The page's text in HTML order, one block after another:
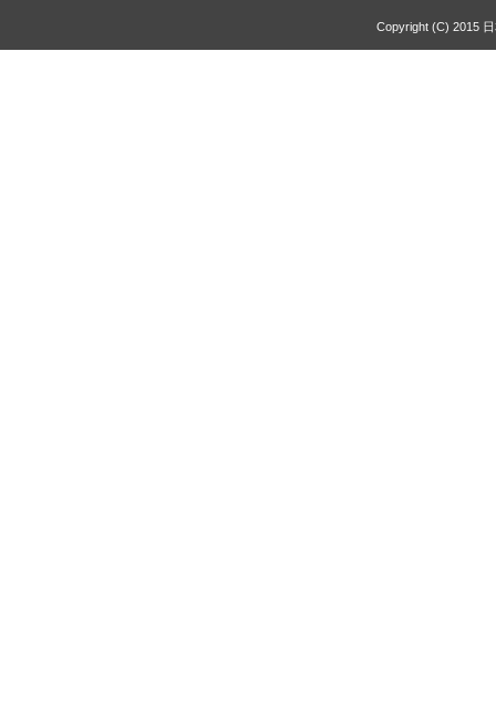
Copyright (C) 2015